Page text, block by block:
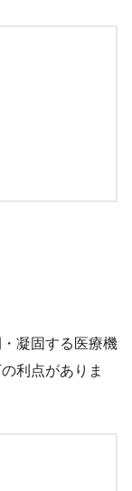
凝固する医療機
利点がありま